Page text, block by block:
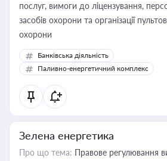
послуг, вимоги до ліцензування,
засобів охорони та організації
охорони
Банківська діяльність
Паливно-енергетичний комплекс
Зелена енергетика
Про що тема: Правове регулювання